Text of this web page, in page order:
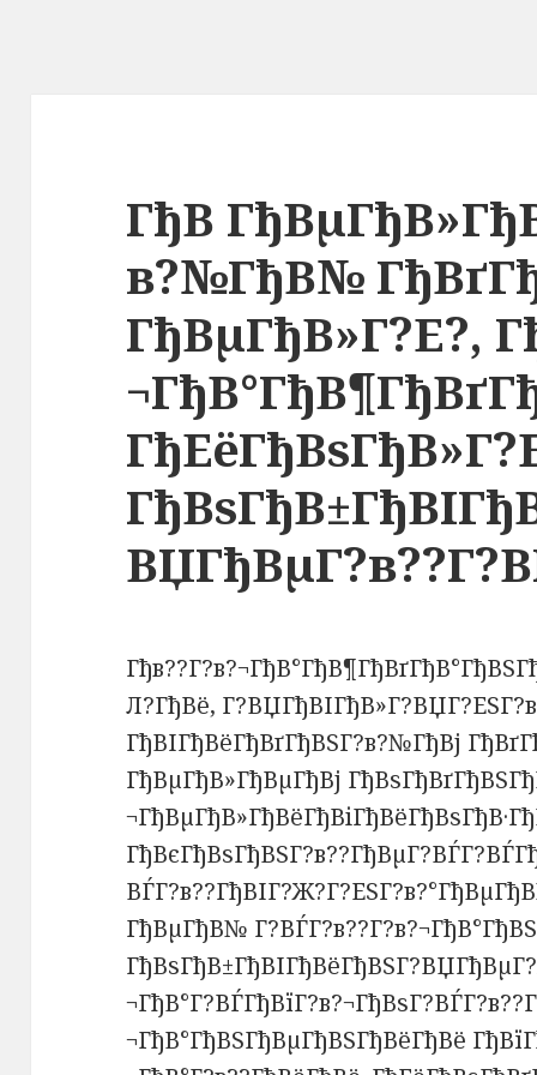
ГђВ
в?№ГђВ№
ГђВµГђВ»Г?Е?,
Л?ГђВё,
ГђВІГђВёГђВґГђВЅГ?в?№ГђВј
ГђВµГђВ»ГђВµГђВј
ГђВµГђВ№
¬ГђВ°ГђВЅГђВµГђВЅГђВёГђВё